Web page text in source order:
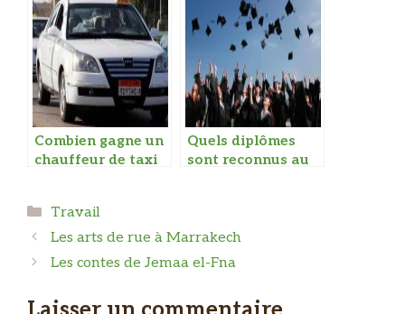
Combien gagne un
chauffeur de taxi
Quels diplômes
sont reconnus au
Catégories
Travail
Les arts de rue à Marrakech
Les contes de Jemaa el-Fna